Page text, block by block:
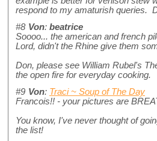
respond to my amaturish queries.
#8 Von: beatrice
Soooo... the american and french
Lord, didn't the Rhine give them
Don, please see William Rubel's
the open fire for everyday cooking.
#9 Von: Traci ~ Soup of The Day
Francois!! - your pictures are
You know, I've never thought of
the list!